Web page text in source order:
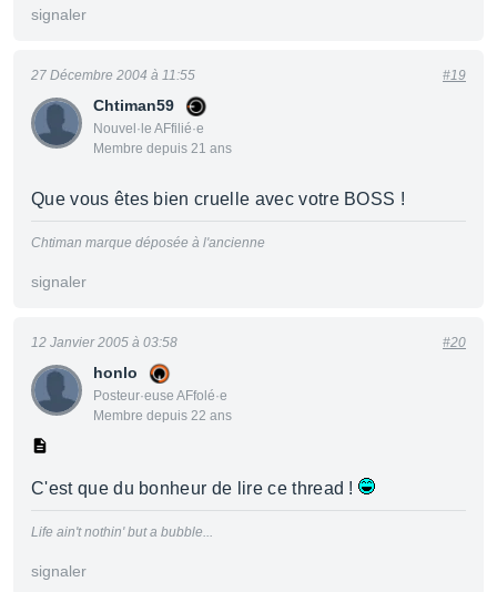
signaler
Chtiman59
Nouvel·le AFfilié·e
Membre depuis 21 ans
27 Décembre 2004 à 11:55 #19
Que vous êtes bien cruelle avec votre BOSS !
Chtiman marque déposée à l'ancienne
signaler
honlo
Posteur·euse AFfolé·e
Membre depuis 22 ans
12 Janvier 2005 à 03:58 #20
C'est que du bonheur de lire ce thread !
Life ain't nothin' but a bubble...
signaler